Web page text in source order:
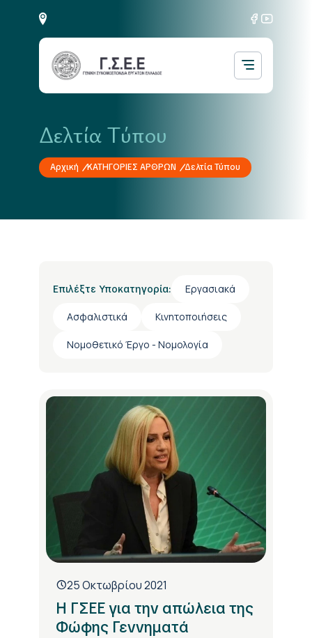
Δελτία Τύπου
Αρχική ΚΑΤΗΓΟΡΙΕΣ ΑΡΘΡΩΝ Δελτία Τύπου
Επιλέξτε Υποκατηγορία: Εργασιακά
Ασφαλιστικά Κινητοποιήσεις
Νομοθετικό Έργο - Νομολογία
25 Οκτωβρίου 2021
Η ΓΣΕΕ για την απώλεια της
Φώφης Γεννηματά